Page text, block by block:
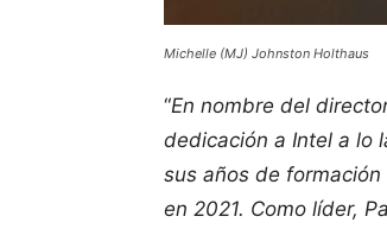
Michelle (MJ) Johnston Holthaus
“En nombre del
dedicación a Intel a lo
sus años de
en 2021. Como líder,